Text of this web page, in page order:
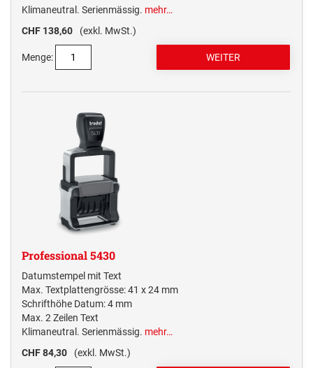
Klimaneutral. Serienmässig. mehr…
CHF 138,60
(exkl. MwSt.)
Menge:
Professional 5430
Datumstempel mit Text
Max. Textplattengrösse: 41 x 24 mm
Schrifthöhe Datum: 4 mm
Max. 2 Zeilen Text
Klimaneutral. Serienmässig. mehr…
CHF 84,30
(exkl. MwSt.)